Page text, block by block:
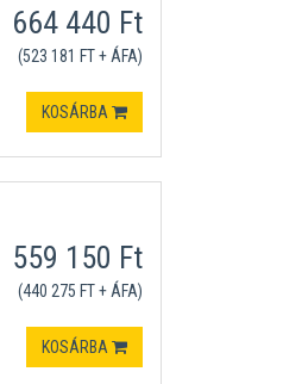
664 440 Ft
(523 181 FT + ÁFA)
KOSÁRBA
559 150 Ft
(440 275 FT + ÁFA)
KOSÁRBA